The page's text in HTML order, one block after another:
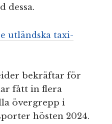
dessa.
utländska taxi-
bekräftar för
fått in flera
övergrepp i
hösten 2024.